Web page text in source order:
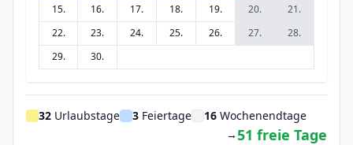
15.
16. 17. 18. 19. 20.
21.
22.
23. 24. 25. 26. 27.
28.
29.
30.
32 Urlaubstage 3 Feiertage 16 Wochenendtage
→51 freie Tage